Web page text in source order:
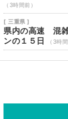
（3時間前）
[ 三重県 ]
県内の高速 混
ンの１５日
（3時間